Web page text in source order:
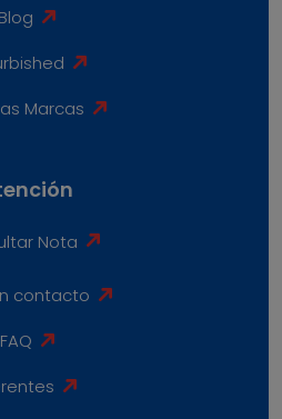
Blog
Marcas
Nota
contacto
FAQ